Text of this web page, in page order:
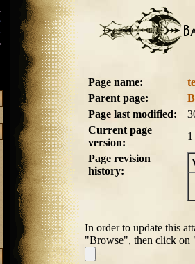
Page name:
Parent page:
Page last modified:
Current page
version:
1
Page revision
history:
In order to update this
"Browse", then click on